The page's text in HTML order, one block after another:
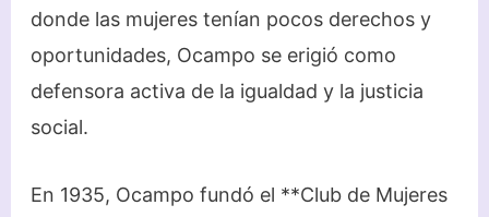
donde las mujeres tenían pocos derechos y
oportunidades, Ocampo se erigió como
defensora activa de la igualdad y la justicia
social.
En 1935, Ocampo fundó el **Club de Mujeres